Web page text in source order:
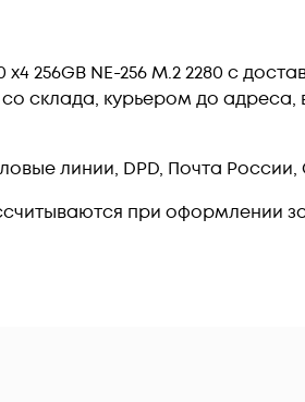
x4 256GB NE-256 M.2 2280 c
склада, курьером до адреса,
линии, DPD, Почта
при оформлении